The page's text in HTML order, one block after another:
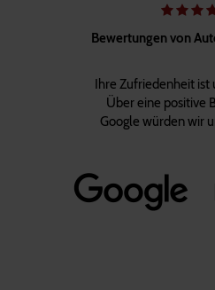
Bewertungen von
Ihre Zufriedenheit ist
Über eine positive
Google würden wir